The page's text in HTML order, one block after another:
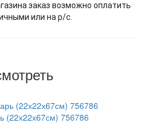
заказ возможно оплатить
или на р/с.
(22х22х67см) 756786